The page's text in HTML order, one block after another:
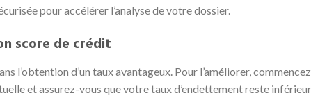
pour accélérer l’analyse de votre dossier.
score de crédit
l’obtention d’un taux avantageux. Pour l’améliorer, commencez
et assurez-vous que votre taux d’endettement reste